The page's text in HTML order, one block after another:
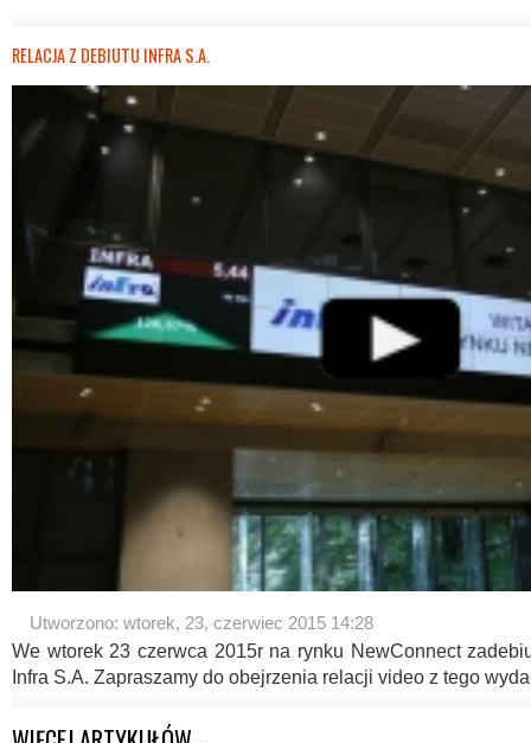
RELACJA Z DEBIUTU INFRA S.A.
Utworzono: wtorek, 23, czerwiec 2015 14:28
We wtorek 23 czerwca 2015r na rynku NewConnect
Infra S.A. Zapraszamy do obejrzenia relacji video z tego